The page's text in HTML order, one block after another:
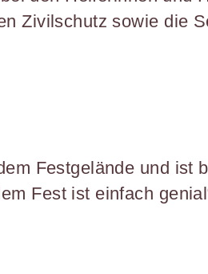
Zivilschutz sowie die
Festgelände und ist
Fest ist einfach